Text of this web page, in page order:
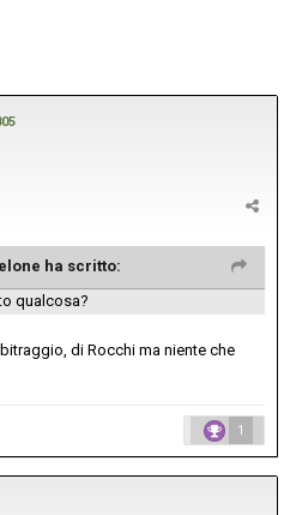
ha scritto:
qualcosa?
di Rocchi ma niente che
1